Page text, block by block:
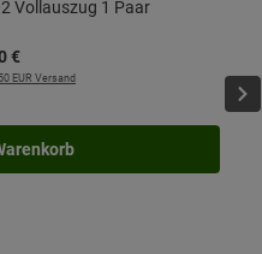
Vollauszug 1 Paar
€
EUR Versand